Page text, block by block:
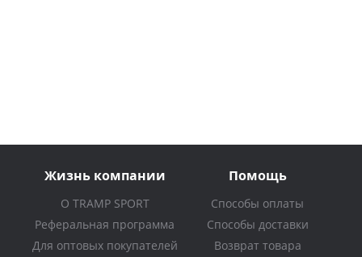
Жизнь компании
О TRAMP SPORT
Реферальная программа
Для оптовых покупателей
Помощь
Способы оплаты
Способы доставки
Возврат товара